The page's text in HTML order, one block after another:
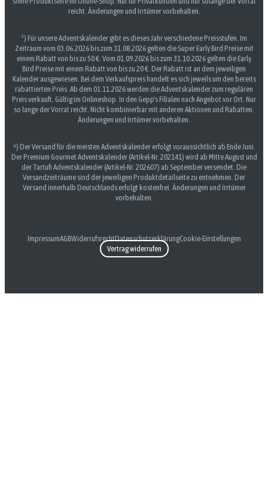
reicht. Änderungen und Irrtümer vorbehalten.
³) Für unsere Adventskalender gibt es dieses Jahr verschiedene Preisstufen. Im
Zeitraum vom 03.06.2026 bis zum 31.08.2026 gelten die Super Early Bird Preise mit
einem Rabatt von bis zu 50 €. Vom 01.09.2026 bis zum 31.10.2026 gelten die Early
Bird Preise mit einem Rabatt von bis zu 20 €. Der Rabatt ist an dem jeweiligen
Kalender ausgewiesen. Bei dem Verkaufspreis handelt es sich jeweils um den bereits
rabattierten Preis. Ab dem 01.11.2026 werden die Adventskalender zum regulären
Preis verkauft. Gültig im Onlineshop. In den Gepp's Filialen nach Angebot vor Ort. Nur
so lange der Vorrat reicht. Nicht kombinierbar mit anderen Aktionen und Rabatten.
Änderungen und Irrtümer vorbehalten.
⁴) Der Versand für die meisten Adventskalender erfolgt voraussichtlich ab Ende Juni.
Der Premium Gourmet Adventskalender (Artikel-Nr. 202141) wird ab Mitte August und
der Tartufi Adventskalender (Artikel-Nr. 202607) ab September versendet. Die
Versandzeiträume sind der jeweiligen Produktdetailseite zu entnehmen. Der
Versand innerhalb Deutschlands erfolgt kostenfrei. Änderungen und Irrtümer
vorbehalten.
ImpressumAGBWiderrufsrechtDatenschutzerklärungCookie-Einstellungen
Vertrag widerrufen